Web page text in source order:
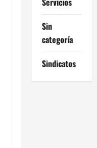
Sin
categoría
Sindicatos